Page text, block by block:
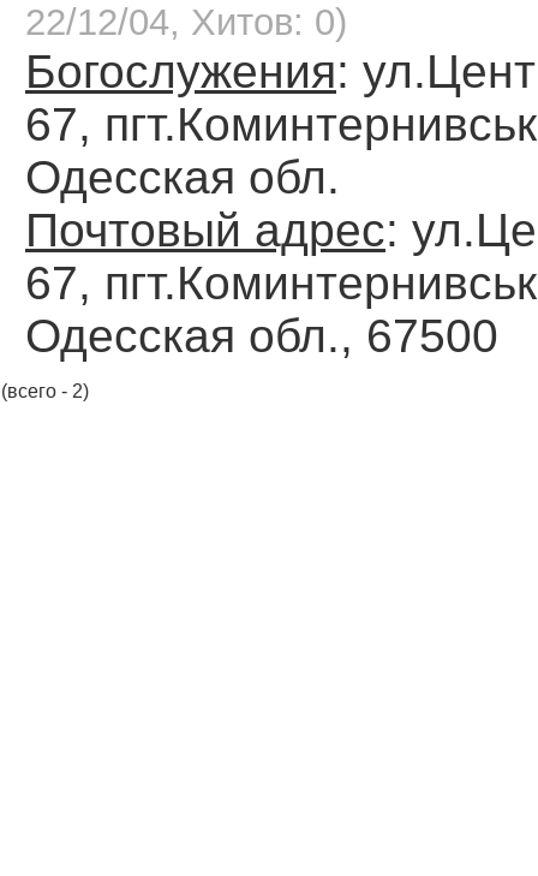
22/12/04, Хитов: 0)
Богослужения:
67,
Одесская обл.
Почтовый адрес:
67,
Одесская обл., 67500
(всего - 2)